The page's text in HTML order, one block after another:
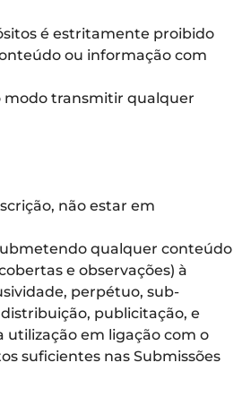
é estritamente proibido
ou informação com
modo transmitir qualquer
não estar em
qualquer conteúdo
e observações) à
perpétuo, sub-
publicitação, e
utilização em ligação com o
suficientes nas Submissões